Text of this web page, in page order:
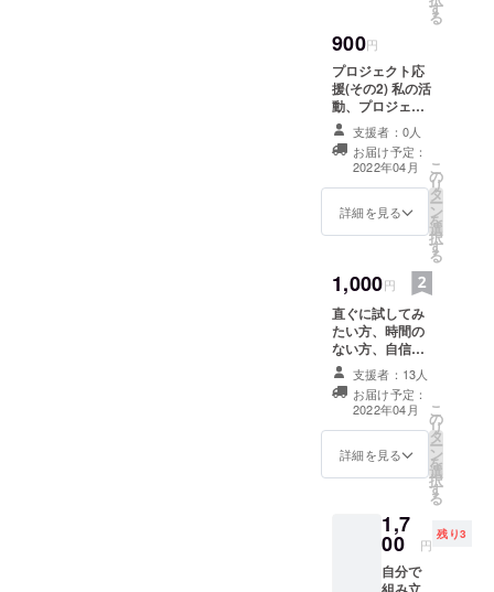
めのものを
開発してい
きたいと考
えていま
す。
自宅では、
台常時稼働
学習リモコ
ン3台、駐車
場監視1台、
寝室用しゃ
べる時計1
台、愛犬用
台、サー
キャンプ
ファイヤー
でのプロ
ジェクト他
る資料のダウン
ロード
URL(gitHub) -
回路図・部品リ
スト、インス
トール手順、説
明書、基板の
データ、
python、node-
redのソースファ
イル これらの
情報があれば、
可能です。 p.s
応援メッセージ
として、作って
欲しいものなど
の要望をいただ
けるとありがた
いです。 p.s ラ
ズベリーパイは
付属しません。
す
る
900円
プロジェクト応
援(その2) 私の活
動、プロジェク
トを応援してい
ただける方を募
集 リターンとし
て ・お礼のメー
ルと今後の開発
計画案と以下を
る資料のダウン
ロード
URL(gitHub) -
回路図・部品リ
スト、インス
トール手順、説
明書、基板の
データ、
python、node-
redのソースファ
イル ・基板1枚
これらの情報
作が可能です。
(必要なセン
サーのみでの最
小構成が可能と
支援者：0人
お届け予定：
2022年04月
詳細を見る
こ
の
リ
タ
ー
ン
を
選
択
す
る
1,000円
直ぐに試してみ
たい方、時間の
ない方、自信の
ない方にはセッ
トアップした
microSDを提供
いたします。そ
の場合は、基板
と合わせて本リ
願いします。 8G
ド 1枚。 ラズベ
リーパイ専用
板を使うための
支援者：13人
お届け予定：
2022年04月
詳細を見る
こ
の
リ
タ
ー
ン
を
選
択
す
る
1,7
00 円
残り3
自分で